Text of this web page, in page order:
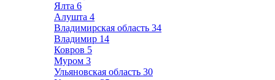
Ялта 6
Алушта 4
Владимирская область 34
Владимир 14
Ковров 5
Муром 3
Ульяновская область 30